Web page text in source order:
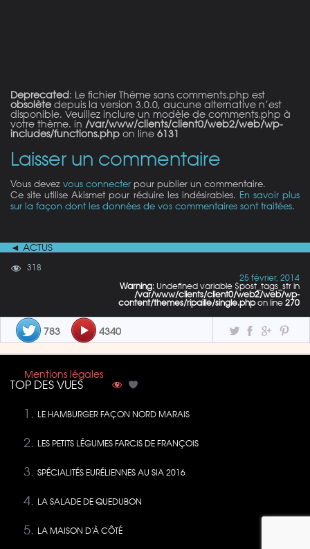
Deprecated: Le fichier Thème sans comments.php est
obsolète depuis la version 3.0.0, aucune alternative n’est
disponible. Veuillez inclure un modèle de comments.php à
votre thème. in /var/www/clients/client0/web2/web/wp-
includes/functions.php on line 6131
Laisser un commentaire
Vous devez vous connecter pour publier un commentaire.
Ce site utilise Akismet pour réduire les indésirables. En savoir plus
sur la façon dont les données de vos commentaires sont traitées.
◄ ACTUS
318
25 février, 2014
Warning: Undefined variable $post_tags_str in
/var/www/clients/client0/web2/web/wp-
content/themes/ripaille/single.phpon line 270
783 4340
Mentions légales
TOP DES VUES
LE HAMBURGER FAÇON NORD MARAIS
LES PETITS LÉGUMES FARCIS DE FRANÇOIS
SPÉCIALITÉS EURÉLIENNES AU SIA 2016
LA SALADE DE QUEDUBON
LA MAISON D’À CÔTÉ